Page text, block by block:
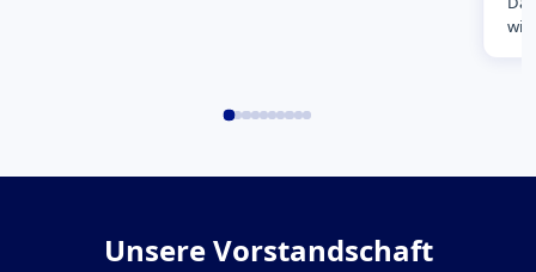
Unsere Vorstandschaft